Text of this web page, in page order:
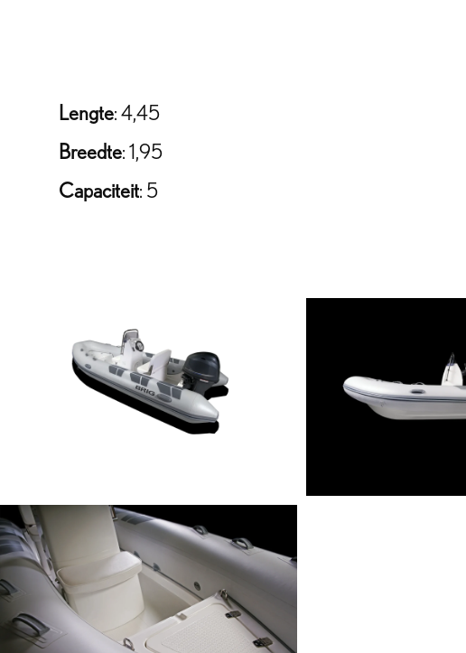
Lengte: 4,45
Breedte: 1,95
Capaciteit: 5